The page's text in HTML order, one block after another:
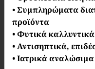
• Συμπληρώματα
προϊόντα
• Φυτικά
• Αντισηπτικά,
• Ιατρικά αναλώσιμα